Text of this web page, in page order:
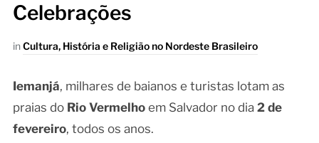
Celebrações
inCultura, História e Religião no Nordeste Brasileiro
Iemanjá, milhares de baianos e turistas lotam as
praias do Rio Vermelhoem Salvador no dia 2 de
fevereiro, todos os anos.